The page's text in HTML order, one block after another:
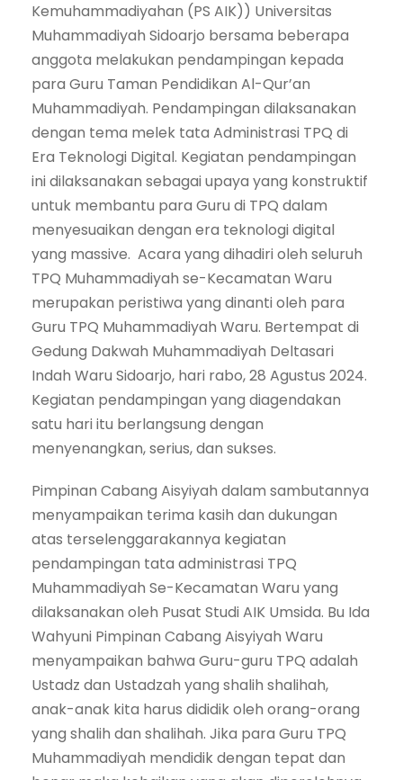
Kemuhammadiyahan (PS AIK)) Universitas
Muhammadiyah Sidoarjo bersama beberapa
anggota melakukan pendampingan kepada
para Guru Taman Pendidikan Al-Qur’an
Muhammadiyah. Pendampingan dilaksanakan
dengan tema melek tata Administrasi TPQ di
Era Teknologi Digital. Kegiatan pendampingan
ini dilaksanakan sebagai upaya yang konstruktif
untuk membantu para Guru di TPQ dalam
menyesuaikan dengan era teknologi digital
yang massive. Acara yang dihadiri oleh seluruh
TPQ Muhammadiyah se-Kecamatan Waru
merupakan peristiwa yang dinanti oleh para
Guru TPQ Muhammadiyah Waru. Bertempat di
Gedung Dakwah Muhammadiyah Deltasari
Indah Waru Sidoarjo, hari rabo, 28 Agustus 2024.
Kegiatan pendampingan yang diagendakan
satu hari itu berlangsung dengan
menyenangkan, serius, dan sukses.
Pimpinan Cabang Aisyiyah dalam sambutannya
menyampaikan terima kasih dan dukungan
atas terselenggarakannya kegiatan
pendampingan tata administrasi TPQ
Muhammadiyah Se-Kecamatan Waru yang
dilaksanakan oleh Pusat Studi AIK Umsida. Bu Ida
Wahyuni Pimpinan Cabang Aisyiyah Waru
menyampaikan bahwa Guru-guru TPQ adalah
Ustadz dan Ustadzah yang shalih shalihah,
anak-anak kita harus dididik oleh orang-orang
yang shalih dan shalihah. Jika para Guru TPQ
Muhammadiyah mendidik dengan tepat dan